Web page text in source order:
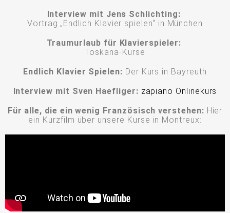
Interview mit Jens Schlichting:
Vortrag „Endlich Klavier spielen“ in München
Traumurlaub für Klavierspieler:
Toskana-Kurse
Endlich Klavier Spielen: Der Kurs in Bayreuth
Interview mit Sven Haefliger: zapiano Onlinekurs
Für alle, die ein wenig Französisch verstehen: Hier
ein Kurzfilm über unsere Kurse in Montreux: